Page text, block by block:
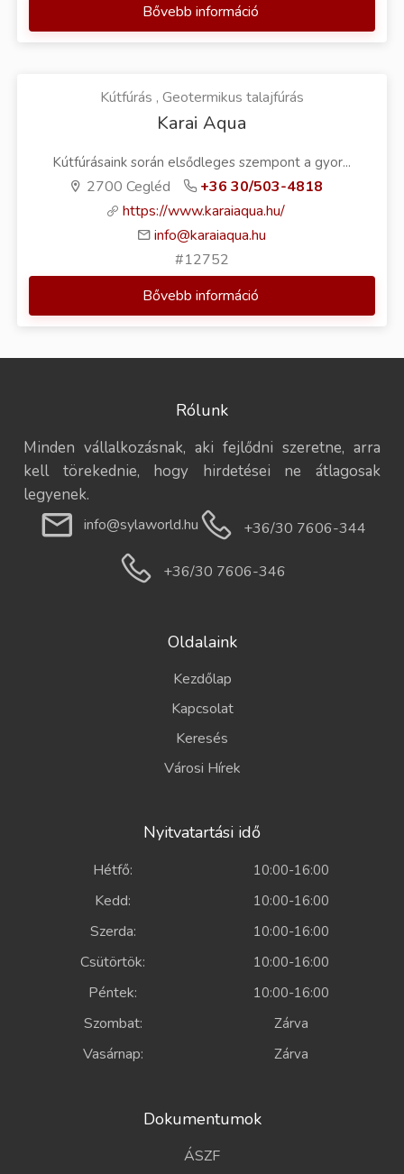
Bővebb információ
Kútfúrás , Geotermikus talajfúrás
Karai Aqua
Kútfúrásaink során elsődleges szempont a gyor...
2700 Cegléd
+36 30/503-4818
https://www.karaiaqua.hu/
info@karaiaqua.hu
#12752
Bővebb információ
Rólunk
Minden vállalkozásnak, aki fejlődni szeretne, arra
kell törekednie, hogy hirdetései ne átlagosak
legyenek.
info@sylaworld.hu +36/30 7606-344
+36/30 7606-346
Oldalaink
Kezdőlap
Kapcsolat
Keresés
Városi Hírek
Nyitvatartási idő
Hétfő: 10:00-16:00
Kedd: 10:00-16:00
Szerda: 10:00-16:00
Csütörtök: 10:00-16:00
Péntek: 10:00-16:00
Szombat: Zárva
Vasárnap: Zárva
Dokumentumok
ÁSZF